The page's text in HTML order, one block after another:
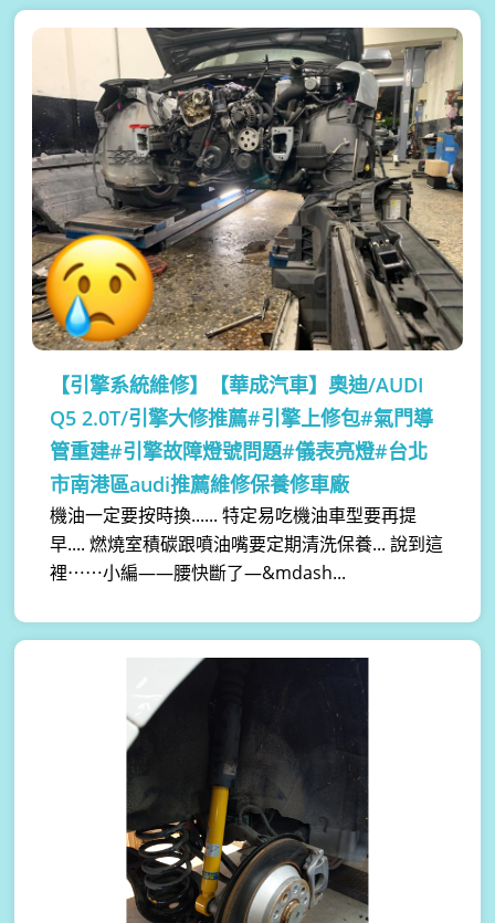
【引擎系統維修】
【華成汽車】奧迪/AUDI
Q5 2.0T/引擎大修推薦#引擎上修包#氣門導
管重建#引擎故障燈號問題#儀表亮燈#台北
市南港區audi推薦維修保養修車廠
機油一定要按時換...... 特定易吃機油車型要再提
早.... 燃燒室積碳跟噴油嘴要定期清洗保養... 說到這
裡⋯⋯小編——腰快斷了—&mdash...